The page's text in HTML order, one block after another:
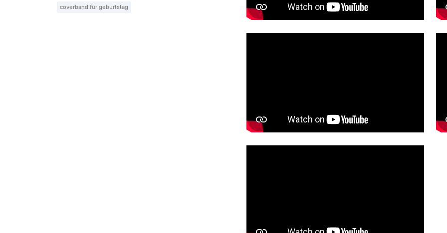
coverband für geburtstag